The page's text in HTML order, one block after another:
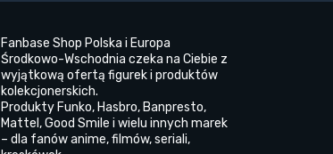
Fanbase Shop Polska i Europa
Środkowo-Wschodnia czeka na Ciebie z
wyjątkową ofertą figurek i produktów
kolekcjonerskich.
Produkty Funko, Hasbro, Banpresto,
Mattel, Good Smile i wielu innych marek
– dla fanów anime, filmów, seriali,